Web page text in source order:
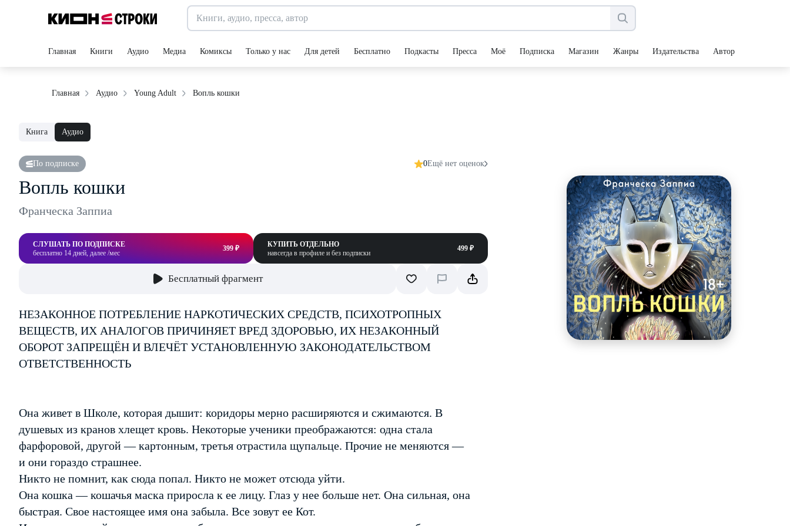
Главная Книги Аудио Медиа Комиксы Только у нас Для детей Бесплатно Подкасты Пресса Моё Подписка Магазин Жанры Издательства Авторы
Главная Аудио Young Adult Вопль кошки
Книга Аудио
По подписке 0Ещё нет оценок
Вопль кошки
Франческа Заппиа
СЛУШАТЬ ПО ПОДПИСКЕ
бесплатно 14 дней, далее /мес
399 ₽
КУПИТЬ ОТДЕЛЬНО
навсегда в профиле и без подписки
499 ₽
Бесплатный фрагмент
НЕЗАКОННОЕ ПОТРЕБЛЕНИЕ НАРКОТИЧЕСКИХ СРЕДСТВ, ПСИХОТРОПНЫХ
ВЕЩЕСТВ, ИХ АНАЛОГОВ ПРИЧИНЯЕТ ВРЕД ЗДОРОВЬЮ, ИХ НЕЗАКОННЫЙ
ОБОРОТ ЗАПРЕЩЁН И ВЛЕЧЁТ УСТАНОВЛЕННУЮ ЗАКОНОДАТЕЛЬСТВОМ
ОТВЕТСТВЕННОСТЬ
Она живет в Школе, которая дышит: коридоры мерно расширяются и сжимаются. В
душевых из кранов хлещет кровь. Некоторые ученики преображаются: одна стала
фарфоровой, другой — картонным, третья отрастила щупальце. Прочие не меняются —
и они гораздо страшнее.
Никто не помнит, как сюда попал. Никто не может отсюда уйти.
Она кошка — кошачья маска приросла к ее лицу. Глаз у нее больше нет. Она сильная, она
быстрая. Свое настоящее имя она забыла. Все зовут ее Кот.